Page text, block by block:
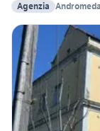
Agenzia